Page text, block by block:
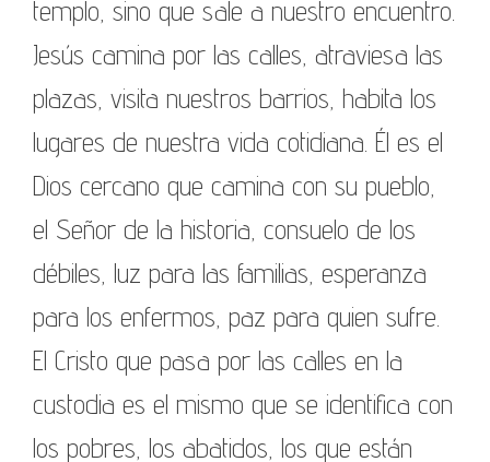
templo, sino que sale a nuestro encuentro.
Jesús camina por las calles, atraviesa las
plazas, visita nuestros barrios, habita los
lugares de nuestra vida cotidiana. Él es el
Dios cercano que camina con su pueblo,
el Señor de la historia, consuelo de los
débiles, luz para las familias, esperanza
para los enfermos, paz para quien sufre.
El Cristo que pasa por las calles en la
custodia es el mismo que se identifica con
los pobres, los abatidos, los que están